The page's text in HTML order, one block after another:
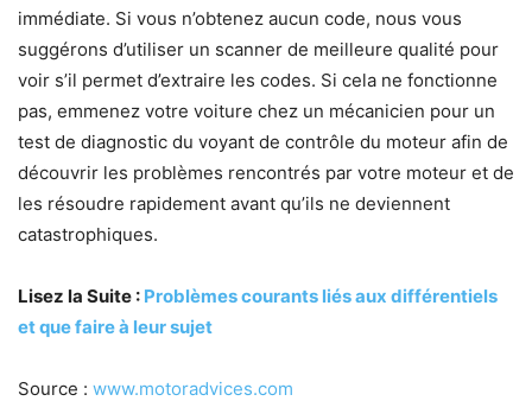
immédiate. Si vous n’obtenez aucun code, nous vous
suggérons d’utiliser un scanner de meilleure qualité pour
voir s’il permet d’extraire les codes. Si cela ne fonctionne
pas, emmenez votre voiture chez un mécanicien pour un
test de diagnostic du voyant de contrôle du moteur afin de
découvrir les problèmes rencontrés par votre moteur et de
les résoudre rapidement avant qu’ils ne deviennent
catastrophiques.
Lisez la Suite : Problèmes courants liés aux différentiels
et que faire à leur sujet
Source : www.motoradvices.com